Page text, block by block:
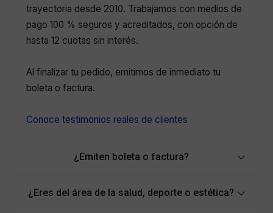
trayectoria desde 2010. Trabajamos con medios de
pago 100 % seguros y acreditados, con opción de
hasta 12 cuotas sin interés.
Al finalizar tu pedido, emitimos de inmediato tu
boleta o factura.
Conoce testimonios reales de clientes
¿Emiten boleta o factura?
¿Eres del área de la salud, deporte o estética?